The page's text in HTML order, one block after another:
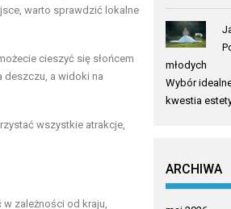
warto sprawdzić lokalne
cieszyć się słońcem
deszczu, a widoki na
wszystkie atrakcje,
w zależności od kraju,
młodych
Wybór
kwestia
ARCHIWA